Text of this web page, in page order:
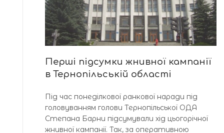
Перші підсумки жнивної кампанії
в Тернопільській області
Під час понеділкової ранкової наради під
головуванням голови Тернопільської ОДА
Степана Барни підсумували хід цьогорічної
жнивної кампанії. Так, за оперативною